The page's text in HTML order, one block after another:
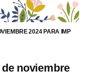
2024 PARA IMP
noviembre